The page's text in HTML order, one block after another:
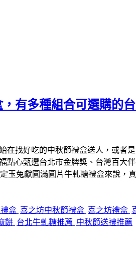
有多種組合可選購的
找好吃的中秋節禮盒送人，或
點心甄選台北市金牌獎、台灣百
兔獻圓滿圓片牛軋糖禮盒來說，
盒 喜之坊中秋節禮盒 喜之坊禮盒
餅 台北牛軋糖推薦 中秋節送禮推薦